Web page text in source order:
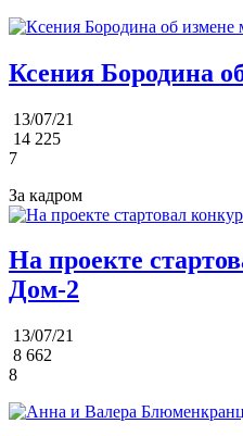
Ксения Бородина
13/07/21
14 225
7
За кадром
На проекте
Дом-2
13/07/21
8 662
8